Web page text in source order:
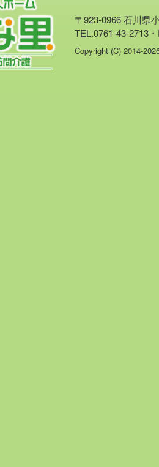
〒923-0966 石川県
TEL.0761-43-2713
Copyright (C) 2014-